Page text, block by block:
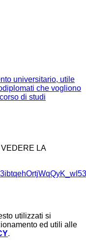
universitario, utile
che vogliono
di studi
LA
utilizzati si
ed utili alle
.